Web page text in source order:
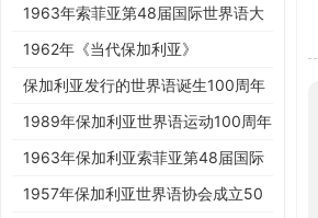
1963年索菲亚第48届国际世界语大
会邮戳实寄封（19-a Kongreso…
1962年《当代保加利亚》
保加利亚发行的世界语诞生100周年
纪念邮票
1989年保加利亚世界语运动100周年
纪念邮票
1963年保加利亚索菲亚第48届国际
世界语大会纪念邮票
1957年保加利亚世界语协会成立50